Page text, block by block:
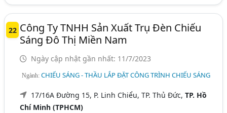
22 Công Ty TNHH Sản Xuất Trụ Đèn Chiếu
Sáng Đô Thị Miền Nam
Ngày cập nhật gần nhất: 11/7/2023
Ngành:CHIẾU SÁNG - THẦU LẮP ĐẶT CÔNG TRÌNH CHIẾU SÁNG
17/16A Đường 15, P. Linh Chiểu, TP. Thủ Đức,TP. Hồ
Chí Minh (TPHCM)